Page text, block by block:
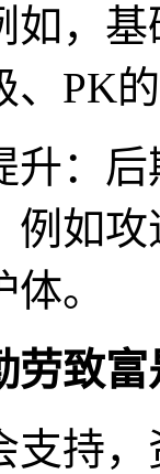
如，
、PK
升：
例如
。
劳致富
支持